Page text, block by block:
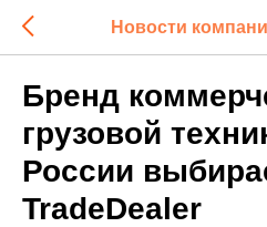
Новости
Бренд
грузовой
России
TradeDealer